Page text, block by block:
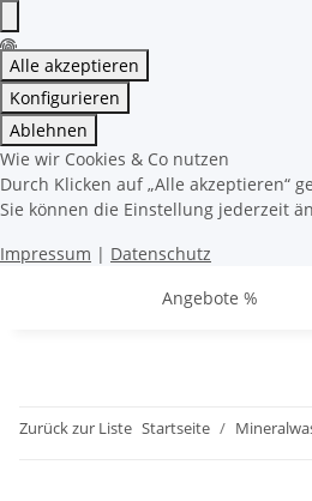
Alle akzeptieren
Konfigurieren
Ablehnen
Wie wir Cookies & Co nutzen
Durch Klicken auf „Alle akzeptieren“
Sie können die Einstellung jederzeit
Impressum | Datenschutz
Angebote %
Zurück zur Liste Startseite